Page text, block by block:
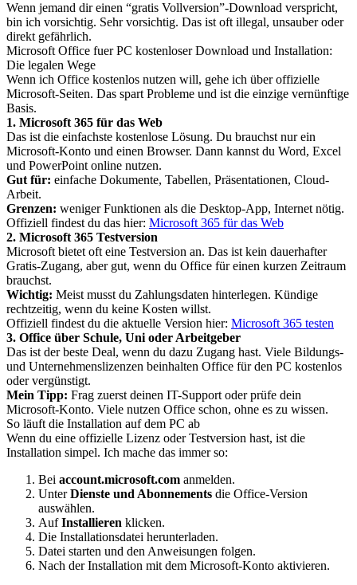
Wenn jemand dir einen “gratis Vollversion”-Download verspricht,
bin ich vorsichtig. Sehr vorsichtig. Das ist oft illegal, unsauber oder
direkt gefährlich.
Microsoft Office fuer PC kostenloser Download und Installation:
Die legalen Wege
Wenn ich Office kostenlos nutzen will, gehe ich über offizielle
Microsoft-Seiten. Das spart Probleme und ist die einzige vernünftige
Basis.
1. Microsoft 365 für das Web
Das ist die einfachste kostenlose Lösung. Du brauchst nur ein
Microsoft-Konto und einen Browser. Dann kannst du Word, Excel
und PowerPoint online nutzen.
Gut für: einfache Dokumente, Tabellen, Präsentationen, Cloud-
Arbeit.
Grenzen: weniger Funktionen als die Desktop-App, Internet nötig.
Offiziell findest du das hier: Microsoft 365 für das Web
2. Microsoft 365 Testversion
Microsoft bietet oft eine Testversion an. Das ist kein dauerhafter
Gratis-Zugang, aber gut, wenn du Office für einen kurzen Zeitraum
brauchst.
Wichtig: Meist musst du Zahlungsdaten hinterlegen. Kündige
rechtzeitig, wenn du keine Kosten willst.
Offiziell findest du die aktuelle Version hier: Microsoft 365 testen
3. Office über Schule, Uni oder Arbeitgeber
Das ist der beste Deal, wenn du dazu Zugang hast. Viele Bildungs-
und Unternehmenslizenzen beinhalten Office für den PC kostenlos
oder vergünstigt.
Mein Tipp: Frag zuerst deinen IT-Support oder prüfe dein
Microsoft-Konto. Viele nutzen Office schon, ohne es zu wissen.
So läuft die Installation auf dem PC ab
Wenn du eine offizielle Lizenz oder Testversion hast, ist die
Installation simpel. Ich mache das immer so:
Bei account.microsoft.com anmelden.
UnterDienste und Abonnements die Office-Version
auswählen.
AufInstallieren klicken.
Die Installationsdatei herunterladen.
Datei starten und den Anweisungen folgen.
Nach der Installation mit dem Microsoft-Konto aktivieren.